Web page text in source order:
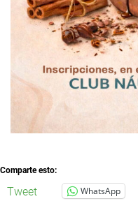
Comparte esto:
Tweet WhatsApp